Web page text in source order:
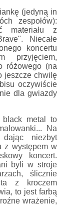
(jedyną in
zespołów):
materiału z
Niecałe
koncertu
przyjęciem,
różowego (na
jeszcze chwilę
oczywiście
dla gwiazdy
black metal to
Na
niezbyt
z występem w
koncert.
byli w stroje
ślicznie
z kroczem
to jest farbą
wrażenie,